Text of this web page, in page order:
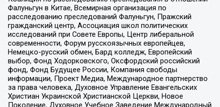
Фалуньгун в Китае, Всемирная организация по
расследованию преследований Фалуньгун, Пражский
гражданский центр, Ассоциация школ политических
исследований при Совете Европы, Центр либеральной
современности, Форум русскоязычных европейцев,
Немецко-русский обмен, Бард колледж, Европейский
выбор, Фонд Ходорковского, Оксфордский российский
фонд, Фонд Будущее России, Компания свободы
информации, Проект Медиа, Международное партнерство
за права человека, Духовное Управление Евангельских
Христиан Украинской Христианской Церкви, Новое
Поколение, Духовное Учебное Заведение Международный